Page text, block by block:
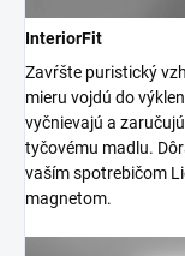
InteriorFit
Zavŕšte puristický
mieru vojdú do
vyčnievajú a
tyčovému madlu.
vaším spotrebičom
magnetom.